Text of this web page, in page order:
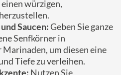
würzigen,
Saucen:Geben Sie ganze
Senfkörner in
um diesen eine
Tiefe zu verleihen.
Nutzen Sie